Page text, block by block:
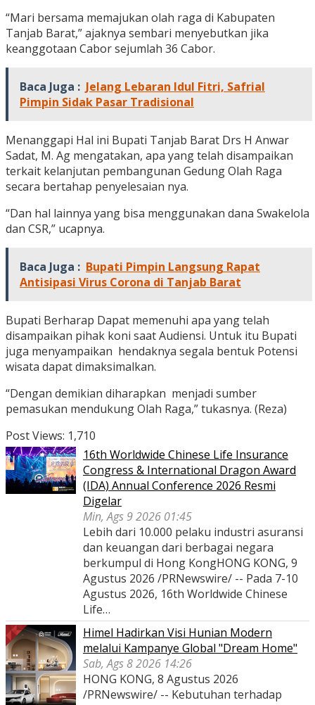
“Mari bersama memajukan olah raga di Kabupaten
Tanjab Barat,” ajaknya sembari menyebutkan jika
keanggotaan Cabor sejumlah 36 Cabor.
Baca Juga : Jelang Lebaran Idul Fitri, Safrial
Pimpin Sidak Pasar Tradisional
Menanggapi Hal ini Bupati Tanjab Barat Drs H Anwar
Sadat, M. Ag mengatakan, apa yang telah disampaikan
terkait kelanjutan pembangunan Gedung Olah Raga
secara bertahap penyelesaian nya.
“Dan hal lainnya yang bisa menggunakan dana Swakelola
dan CSR,” ucapnya.
Baca Juga : Bupati Pimpin Langsung Rapat
Antisipasi Virus Corona di Tanjab Barat
Bupati Berharap Dapat memenuhi apa yang telah
disampaikan pihak koni saat Audiensi. Untuk itu Bupati
juga menyampaikan hendaknya segala bentuk Potensi
wisata dapat dimaksimalkan.
“Dengan demikian diharapkan menjadi sumber
pemasukan mendukung Olah Raga,” tukasnya. (Reza)
Post Views: 1,710
16th Worldwide Chinese Life Insurance
Congress & International Dragon Award
(IDA) Annual Conference 2026 Resmi
Digelar
Min, Ags 9 2026 01:45
Lebih dari 10.000 pelaku industri asuransi
dan keuangan dari berbagai negara
berkumpul di Hong KongHONG KONG, 9
Agustus 2026 /PRNewswire/ -- Pada 7-10
Agustus 2026, 16th Worldwide Chinese
Life…
Himel Hadirkan Visi Hunian Modern
melalui Kampanye Global "Dream Home"
Sab, Ags 8 2026 14:26
HONG KONG, 8 Agustus 2026
/PRNewswire/ -- Kebutuhan terhadap